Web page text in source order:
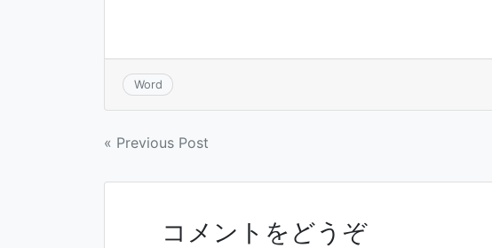
す
Word
投
ナ
« Previous Post
コメントをどうぞ